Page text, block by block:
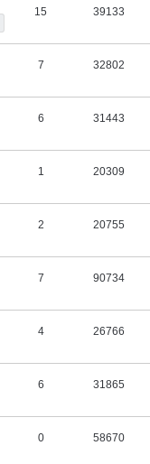
15 39133
7 32802
6 31443
1 20309
2 20755
7 90734
4 26766
6 31865
0 58670